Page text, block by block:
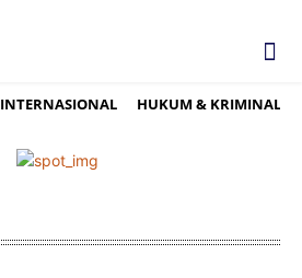
INTERNASIONAL HUKUM & KRIMINAL